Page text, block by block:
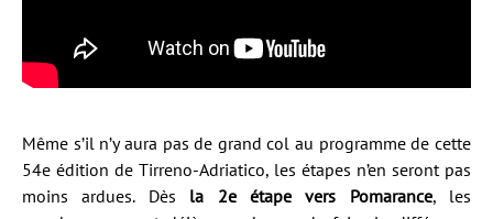
Même s’il n’y aura pas de grand col au programme de cette
54e édition de Tirreno-Adriatico, les étapes n’en seront pas
moins ardues. Dès la 2e étape vers Pomarance, les